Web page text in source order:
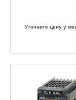
Уточните цену у